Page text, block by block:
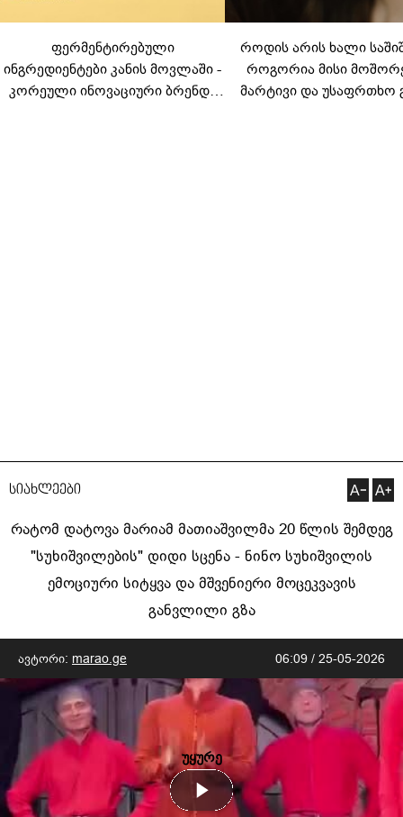
ფერმენტირებული
ინგრედიენტები კანის მოვლაში -
კორეული ინოვაციური ბრენდი
როდის არის ხალი
როგორია მისი
მარტივი და უსაფრთხო
სიახლეები
რატომ დატოვა მარიამ მათიაშვილმა 20 წლის შემდეგ
"სუხიშვილების" დიდი სცენა - ნინო სუხიშვილის
ემოციური სიტყვა და მშვენიერი მოცეკვავის
განვლილი გზა
ავტორი: marao.ge 06:09 / 25-05-2026